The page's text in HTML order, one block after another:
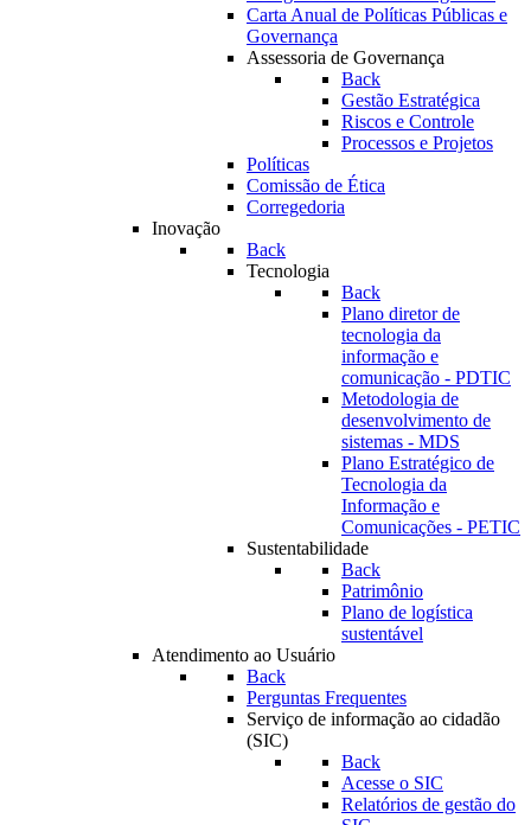
Carta Anual de Políticas Públicas e
Governança
Assessoria de Governança
Back
Gestão Estratégica
Riscos e Controle
Processos e Projetos
Políticas
Comissão de Ética
Corregedoria
Inovação
Back
Tecnologia
Back
Plano diretor de
tecnologia da
informação e
comunicação - PDTIC
Metodologia de
desenvolvimento de
sistemas - MDS
Plano Estratégico de
Tecnologia da
Informação e
Comunicações - PETIC
Sustentabilidade
Back
Patrimônio
Plano de logística
sustentável
Atendimento ao Usuário
Back
Perguntas Frequentes
Serviço de informação ao cidadão
(SIC)
Back
Acesse o SIC
Relatórios de gestão do